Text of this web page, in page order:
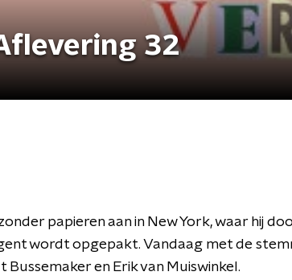
32
papieren aan in New York, waar hij
wordt opgepakt. Vandaag met de
en Erik van Muiswinkel.